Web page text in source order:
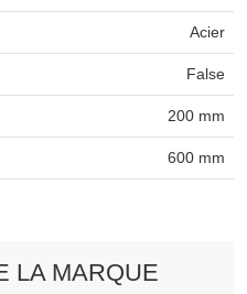
Acier
False
200 mm
600 mm
LA MARQUE